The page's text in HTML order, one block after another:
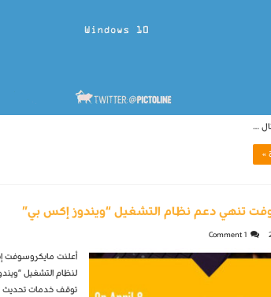
…
»
تنهي دعم نظام التشغيل “ويندوز إكس بي”
1 Comment
أعلنت مايكروسوفت
لنظام التشغيل
توقف خدمات تحديث